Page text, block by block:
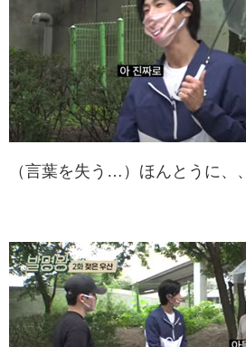
（言葉を失う…）ほんとうに、、